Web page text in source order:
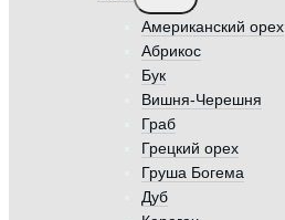
Американский орех
Абрикос
Бук
Вишня-Черешня
Граб
Грецкий орех
Груша Богема
Дуб